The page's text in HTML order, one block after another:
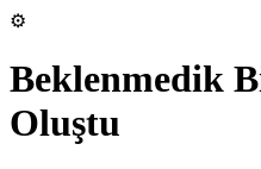
⚙️
Beklenmedik
Oluştu